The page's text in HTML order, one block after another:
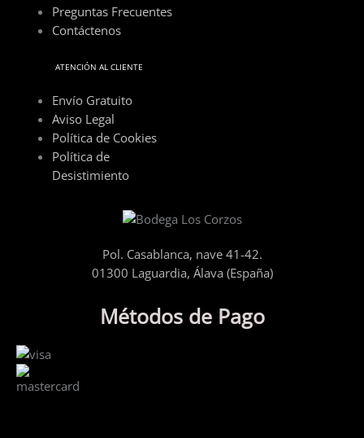
Preguntas Frecuentes
Contáctenos
ATENCIÓN AL CLIENTE
Envío Gratuito
Aviso Legal
Política de Cookies
Política de
Desistimiento
Pol. Casablanca, nave 41-42.
01300 Laguardia, Álava (España)
Métodos de Pago